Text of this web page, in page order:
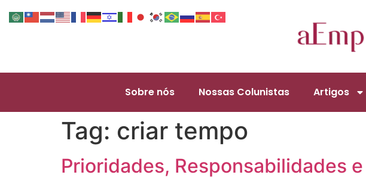
Sobre nós Nossas Colunistas Artigos
Tag: criar tempo
Prioridades, Responsabilidades